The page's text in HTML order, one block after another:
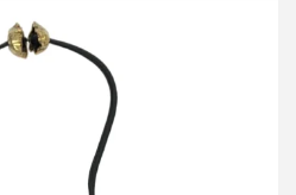
レザーコードメタリック